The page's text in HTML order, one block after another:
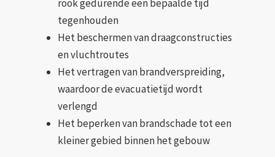
rook gedurende een bepaalde tijd
tegenhouden
Het beschermen van draagconstructies
en vluchtroutes
Het vertragen van brandverspreiding,
waardoor de evacuatietijd wordt
verlengd
Het beperken van brandschade tot een
kleiner gebied binnen het gebouw